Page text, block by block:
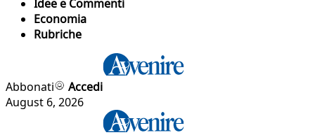
Idee e Commenti
Economia
Rubriche
Abbonati
Accedi
August 6, 2026